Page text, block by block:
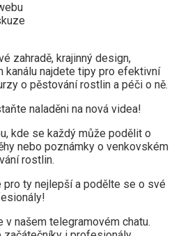
zahradě, krajinný design,
kanálu najdete tipy pro efektivní
o pěstování rostlin a péči o ně.
naladěni na nová videa!
kde se každý může podělit o
nebo poznámky o venkovském
rostlin.
pro ty nejlepší a podělte se o své
v našem telegramovém chatu.